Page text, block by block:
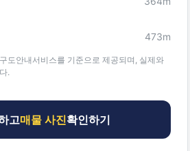
473m
도안내서비스를 기준으로 제공되며, 실제와
.
고매물 사진확인하기